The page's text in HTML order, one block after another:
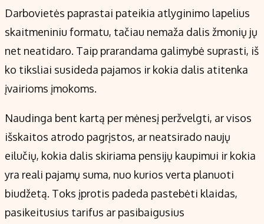
Darbovietės paprastai pateikia atlyginimo lapelius
skaitmeniniu formatu, tačiau nemaža dalis žmonių jų
net neatidaro. Taip prarandama galimybė suprasti, iš
ko tiksliai susideda pajamos ir kokia dalis atitenka
įvairioms įmokoms.
Naudinga bent kartą per mėnesį peržvelgti, ar visos
išskaitos atrodo pagrįstos, ar neatsirado naujų
eilučių, kokia dalis skiriama pensijų kaupimui ir kokia
yra reali pajamų suma, nuo kurios verta planuoti
biudžetą. Toks įprotis padeda pastebėti klaidas,
pasikeitusius tarifus ar pasibaigusius